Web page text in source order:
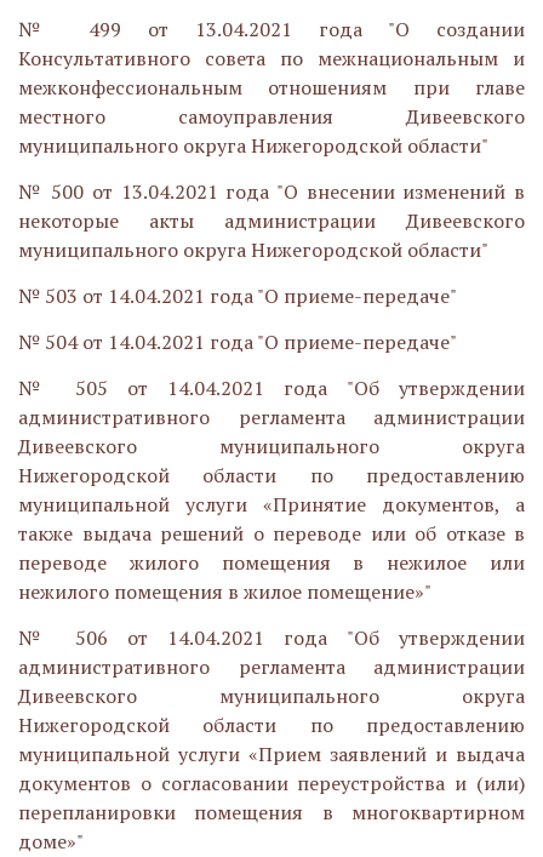
№ 499 от 13.04.2021 года "О создании
Консультативного совета по межнациональным и
межконфессиональным отношениям при главе
местного самоуправления Дивеевского
муниципального округа Нижегородской области"
№ 500 от 13.04.2021 года "О внесении изменений в
некоторые акты администрации Дивеевского
муниципального округа Нижегородской области"
№ 503 от 14.04.2021 года "О приеме-передаче"
№ 504 от 14.04.2021 года "О приеме-передаче"
№ 505 от 14.04.2021 года "Об утверждении
административного регламента администрации
Дивеевского муниципального округа
Нижегородской области по предоставлению
муниципальной услуги «Принятие документов, а
также выдача решений о переводе или об отказе в
переводе жилого помещения в нежилое или
нежилого помещения в жилое помещение»"
№ 506 от 14.04.2021 года "Об утверждении
административного регламента администрации
Дивеевского муниципального округа
Нижегородской области по предоставлению
муниципальной услуги «Прием заявлений и выдача
документов о согласовании переустройства и (или)
перепланировки помещения в многоквартирном
доме»"